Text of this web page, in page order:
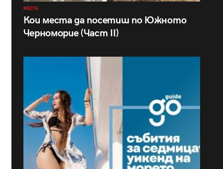
МЕСТА
Кои места да посетиш по Южното
Черноморие (Част II)